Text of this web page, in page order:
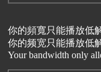
你的頻寬只能播放低
你的频宽只能播放低
Your bandwidth only